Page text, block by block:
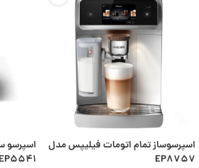
اسپرسوساز تمام اتومات فیلیپس مدل
EP8757
اسپرسو
EP5541